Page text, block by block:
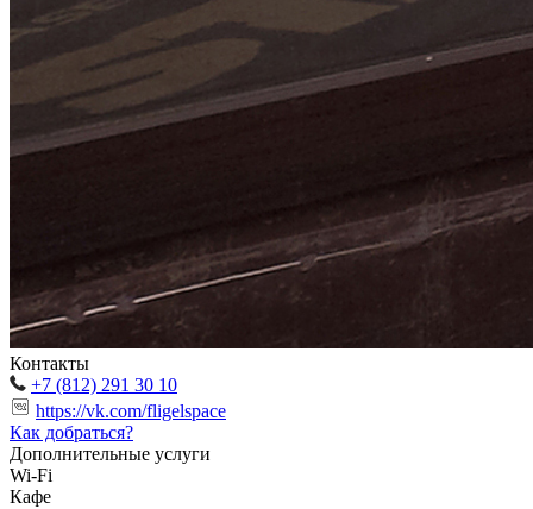
Контакты
+7 (812) 291 30 10
https://vk.com/fligelspace
Как добраться?
Дополнительные услуги
Wi-Fi
Кафе